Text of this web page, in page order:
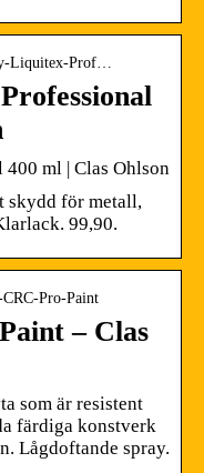
Liquitex-Prof…
ml | Clas Ohlson
skydd för metall,
99,90.
Pro-Paint
– Clas
som är resistent
färdiga konstverk
Lågdoftande spray.